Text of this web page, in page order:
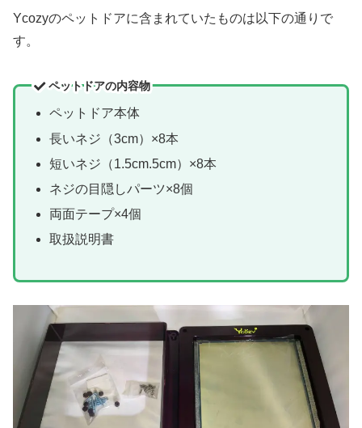
Ycozyのペットドアに含まれていたものは以下の通りで
す。
ペットドアの内容物
ペットドア本体
長いネジ（3cm）×8本
短いネジ（1.5cm.5cm）×8本
ネジの目隠しパーツ×8個
両面テープ×4個
取扱説明書